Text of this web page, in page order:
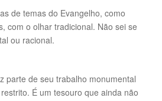
de temas do Evangelho, como
com o olhar tradicional. Não sei se
ou racional.
parte de seu trabalho monumental
É um tesouro que ainda não